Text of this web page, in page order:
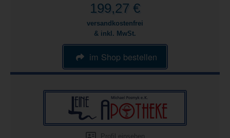
199,27 €
versandkostenfrei
& inkl. MwSt.
im Shop bestellen
Profil einsehen